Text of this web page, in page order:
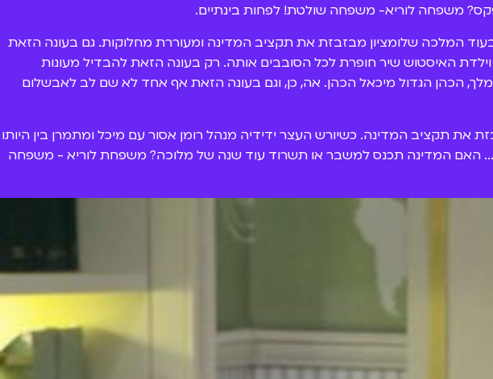
משפחה לוריא- משפחה שולטת! לפחות בינתיים.
המלכה שלומציון מבזבזת את תקציב המדינה ומעוררת מחלוקות. גם בעונה הזאת
וילדת האיסטוש שיר חופרת לכל הסובבים אותה. רק בעונה הזאת להבדיל מעונות
הכהן הגדול מיכאל הכהן. אה, כן, וגם בעונה הזאת אף אחד לא שם לב לאבשלום
תקציב המדינה. כשיורש העצר ידידיה מנהל רומן אסור עם מיכל ומתמרן בין היותו
האם המדינה תכנס למשבר או תשרוד עוד שנה של מלוכה? משפחת לוריא - משפחה